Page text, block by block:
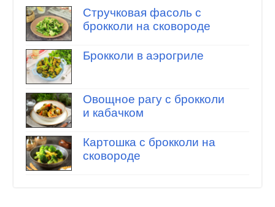
Стручковая фасоль с
брокколи на сковороде
Брокколи в аэрогриле
Овощное рагу с брокколи
и кабачком
Картошка с брокколи на
сковороде